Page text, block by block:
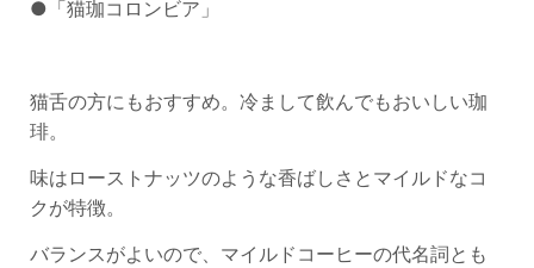
●「猫珈コロンビア」
猫舌の方にもおすすめ。冷まして飲んでもおいしい珈
琲。
味はローストナッツのような香ばしさとマイルドなコ
クが特徴。
バランスがよいので、マイルドコーヒーの代名詞とも